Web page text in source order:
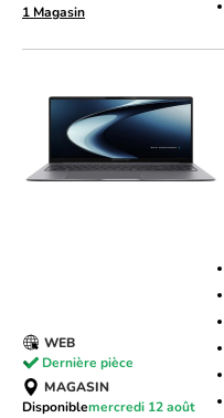
1 Magasin
WEB
Dernière pièce
MAGASIN
Disponiblemercredi 12 août